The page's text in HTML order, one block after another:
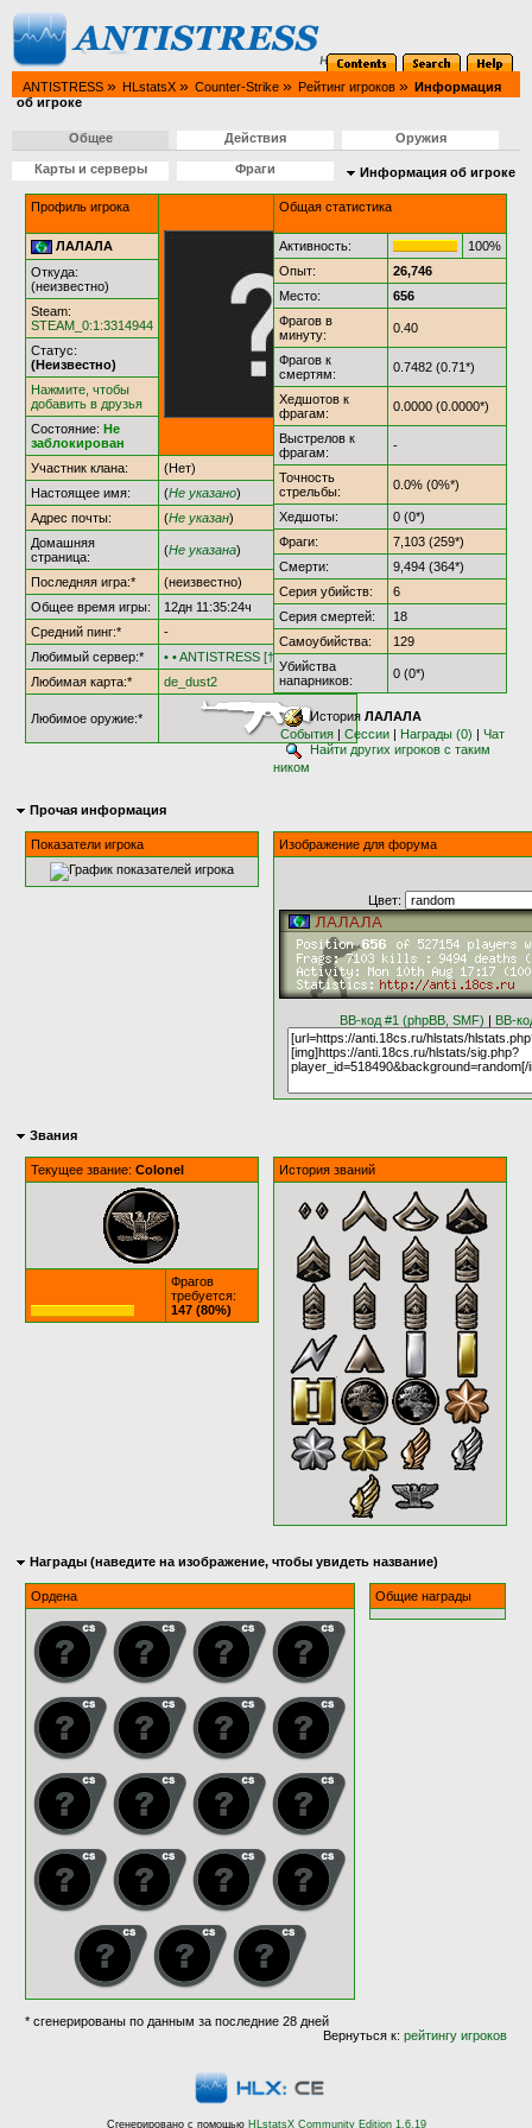
ANTISTRESS » HLstatsX » Counter-Strike » Рейтинг игроков » Информация
об игроке
Общее Действия Оружия
Карты и серверы Фраги Информация об игроке
Профиль игрока
ЛАЛАЛА
Откуда:
(неизвестно)
Steam:
STEAM_0:1:3314944
Статус:
(Неизвестно)
Нажмите, чтобы
добавить в друзья
Состояние: Не
заблокирован
Участник клана:
(Нет)
Настоящее имя:
(Не указано)
Адрес почты:
(Не указан)
Домашняя
страница:
(Не указана)
Последняя игра:*
(неизвестно)
Общее время игры:
12дн 11:35:24ч
Средний пинг:*
-
Любимый сервер:*
• • ANTISTRESS [†AS18†] • •
Любимая карта:*
de_dust2
Любимое оружие:*
Общая статистика
Активность:
100%
Опыт:
26,746
Место:
656
Фрагов в
минуту:
0.40
Фрагов к
смертям:
0.7482 (0.71*)
Хедшотов к
фрагам:
0.0000 (0.0000*)
Выстрелов к
фрагам:
-
Точность
стрельбы:
0.0% (0%*)
Хедшоты:
0 (0*)
Фраги:
7,103 (259*)
Смерти:
9,494 (364*)
Серия убийств:
6
Серия смертей:
18
Самоубийства:
129
Убийства
напарников:
0 (0*)
ИсторияЛАЛАЛА
События |Сессии | Награды (0) |Чат
Найти других игроков с таким
ником
Прочая информация
Показатели игрока Изображение для форума
Цвет:
BB-код #1 (phpBB, SMF) | BB-
Звания
Текущее звание: Colonel
Фрагов
требуется:
147 (80%)
История званий
Награды (наведите на изображение, чтобы увидеть название)
Ордена Общие награды
* сгенерированы по данным за последние 28 дней
Вернуться к:рейтингу игроков
Сгенерировано с помощью HLstatsX Community Edition 1.6.19